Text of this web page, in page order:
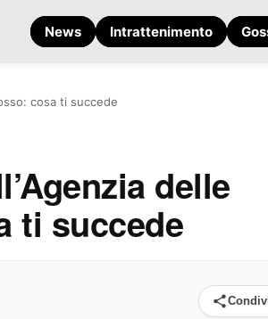
News Intrattenimento
cosa ti succede
delle
ti succede